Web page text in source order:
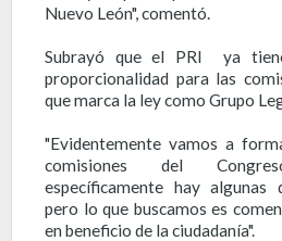
Nuevo León", comentó.
Subrayó que el PRI ya
proporcionalidad para las
que marca la ley como Grupo
"Evidentemente vamos a
comisiones del
específicamente hay algunas
pero lo que buscamos es
en beneficio de la ciudadanía".